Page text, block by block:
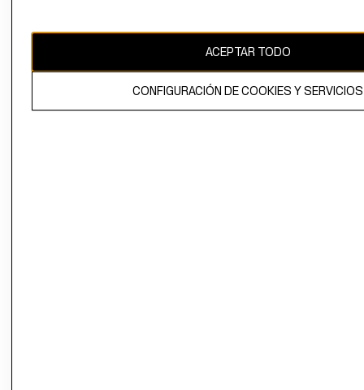
El contenido de esta página web está protegido por copyright y es
propiedad de H&M Hennes & Mauritz AB.
ACEPTAR TODO
CONFIGURACIÓN DE COOKIES Y SERVICIOS